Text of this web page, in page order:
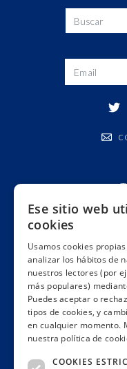
Ese sitio web
cookies
Usamos cookies
analizar los hábitos de
nuestros lectores (por
más populares)
Puedes aceptar o
tipos de cookies, y
en cualquier momento.
nuestra política de
COOKIES